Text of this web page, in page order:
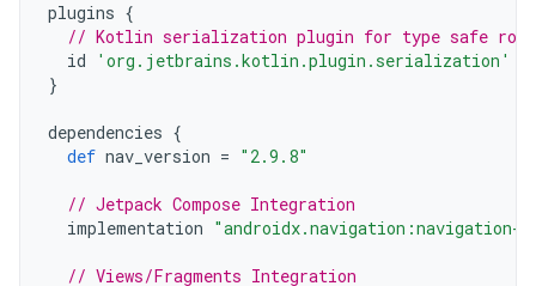
plugins {
// Kotlin serialization plugin for type safe
id
'org.jetbrains.kotlin.plugin.serialization'
}
dependencies {
def nav_version = "2.9.8"
// Jetpack Compose Integration
implementation "androidx.navigation:navigation-
// Views/Fragments Integration